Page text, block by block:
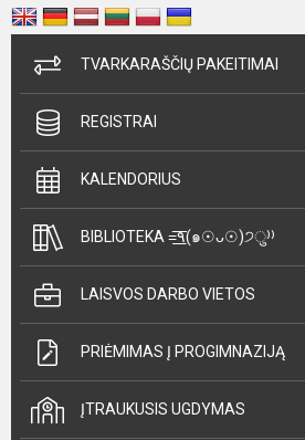
TVARKARAŠČIŲ PAKEITIMAI
REGISTRAI
KALENDORIUS
BIBLIOTEKA =͟͟͞͞٩(๑☉ᴗ☉)੭ु⁾⁾
LAISVOS DARBO VIETOS
PRIĖMIMAS Į PROGIMNAZIJĄ
ĮTRAUKUSIS UGDYMAS